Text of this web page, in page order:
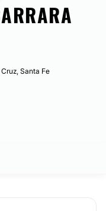
Santa Fe